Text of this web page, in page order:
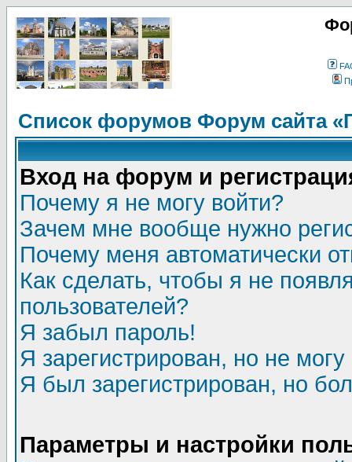
Список форумов Форум сайта
Вход на форум и
Почему я не могу войти?
Зачем мне вообще нужно
Почему меня автоматически
Как сделать, чтобы я не
пользователей?
Я забыл пароль!
Я зарегистрирован, но не могу
Я был зарегистрирован, но
Параметры и настройки